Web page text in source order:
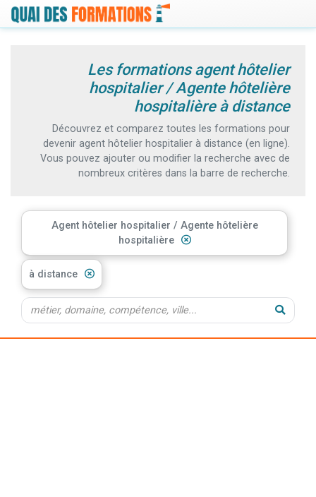
Les formations agent hôtelier
hospitalier / Agente hôtelière
hospitalière à distance
Découvrez et comparez toutes les formations pour
devenir agent hôtelier hospitalier à distance (en ligne).
Vous pouvez ajouter ou modifier la recherche avec de
nombreux critères dans la barre de recherche.
Agent hôtelier hospitalier / Agente hôtelière
hospitalière
à distance